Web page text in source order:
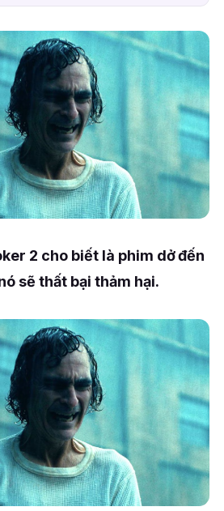
2 cho biết là phim dở đến
sẽ thất bại thảm hại.